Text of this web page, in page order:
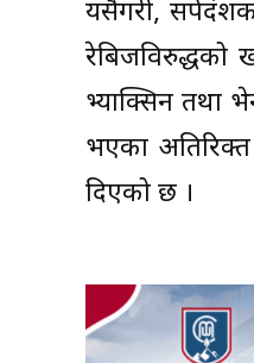
यसैगरी,
रेबिजविरुद्धको
भ्याक्सिन तथा
भएका अतिरिक्त
दिएको छ ।